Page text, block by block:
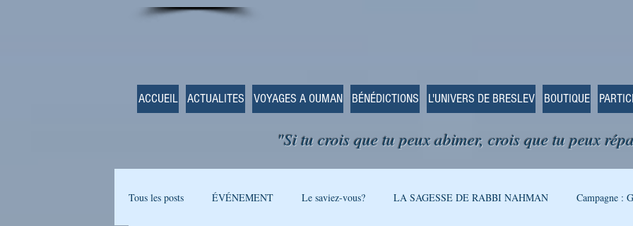
ACCUEIL ACTUALITES VOYAGES A OUMAN BÉNÉDICTIONS L'UNIVERS DE BRESLEV BOUTIQUE
"Si tu crois que tu peux abimer, crois que tu peux
Tous les posts ÉVÉNEMENT Le saviez-vous? LA SAGESSE DE RABBI NAHMAN Campagne :